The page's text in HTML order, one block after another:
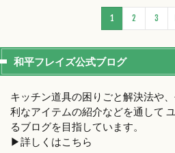
1 2 3
和平フレイズ公式ブログ
キッチン道具の困りごと解決法や
利なアイテムの紹介などを通して
るブログを目指しています。
▶︎詳しくはこちら